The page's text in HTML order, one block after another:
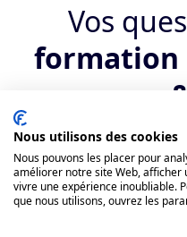
Vos
formation
Qui peut suivre la
Quels sont les
bootcamp No Code
Nous utilisons des cookies
Nous pouvons les placer pour
améliorer notre site Web, afficher
vivre une expérience inoubliable.
que nous utilisons, ouvrez les